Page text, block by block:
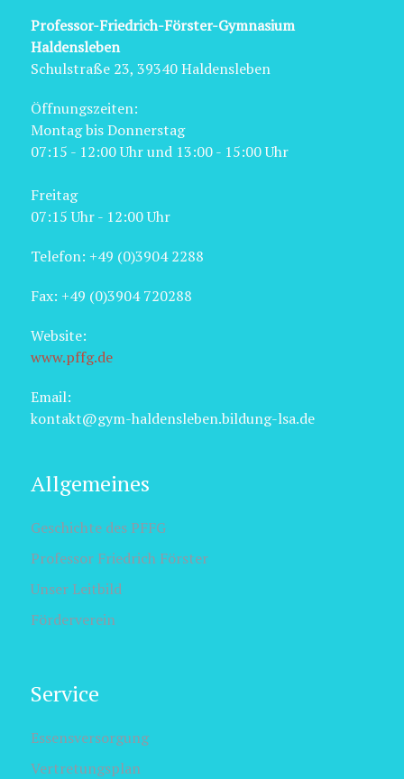
Professor-Friedrich-Förster-Gymnasium
Haldensleben
Schulstraße 23, 39340 Haldensleben
Öffnungszeiten:
Montag bis Donnerstag
07:15 - 12:00 Uhr und 13:00 - 15:00 Uhr
Freitag
07:15 Uhr - 12:00 Uhr
Telefon: +49 (0)3904 2288
Fax: +49 (0)3904 720288
Website:
www.pffg.de
Email:
kontakt@gym-haldensleben.bildung-lsa.de
Allgemeines
Geschichte des PFFG
Professor Friedrich Förster
Unser Leitbild
Förderverein
Service
Essensversorgung
Vertretungsplan